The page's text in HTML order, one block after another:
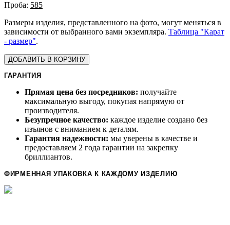
Проба: 585
Размеры изделия, представленного на фото, могут меняться в
зависимости от выбранного вами экземпляра. Таблица "Карат
- размер".
ДОБАВИТЬ В КОРЗИНУ
ГАРАНТИЯ
Прямая цена без посредников: получайте
максимальную выгоду, покупая напрямую от
производителя.
Безупречное качество: каждое изделие создано без
изъянов с вниманием к деталям.
Гарантия надежности: мы уверены в качестве и
предоставляем 2 года гарантии на закрепку
бриллиантов.
ФИРМЕННАЯ УПАКОВКА К КАЖДОМУ ИЗДЕЛИЮ